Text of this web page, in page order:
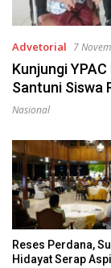
Advetorial 7
Kunjungi
Santuni Siswa
Nasional
Reses Perdana,
Hidayat Serap